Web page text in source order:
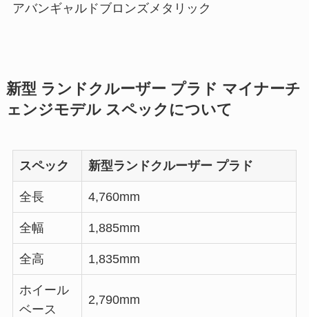
アバンギャルドブロンズメタリック
新型 ランドクルーザー プラド マイナーチ
ェンジモデル スペックについて
スペック 新型ランドクルーザー プラド
全長 4,760mm
全幅 1,885mm
全高 1,835mm
ホイール
ベース
2,790mm